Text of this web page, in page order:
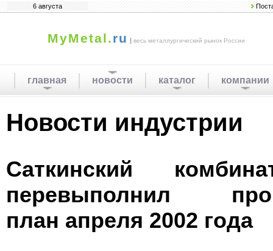
6 августа
MyMetal.ru | весь металлургический рынок России
главная новости каталог компании
Новости индустрии
Саткинский
перевыполнил
план апреля 2002 года